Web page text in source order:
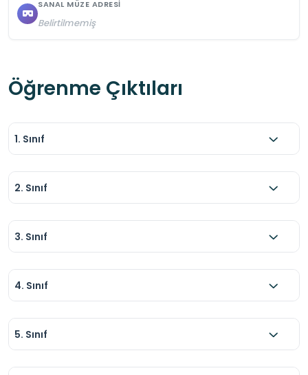
SANAL MÜZE ADRESI
Belirtilmemiş
Öğrenme Çıktıları
1. Sınıf
2. Sınıf
3. Sınıf
4. Sınıf
5. Sınıf